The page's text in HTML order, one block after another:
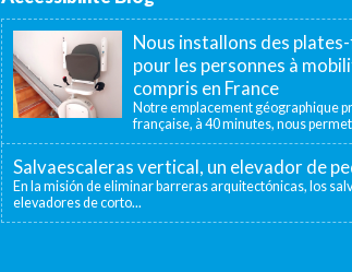
Nous installons des
pour les personnes à
compris en France
Notre emplacement géographique
française, à 40 minutes, nous permet
Salvaescaleras vertical, un elevador de
En la misión de eliminar barreras arquitectónicas, los
elevadores de corto...